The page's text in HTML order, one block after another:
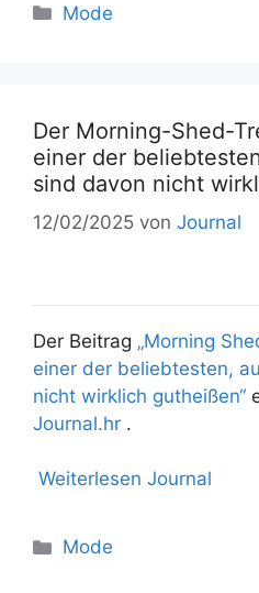
Mode
Der Morning-Shed-
einer der
sind davon nicht
12/02/2025 von Journal
Der Beitrag „Morning
einer der beliebtesten,
nicht wirklich gutheißen“
Journal.hr .
Weiterlesen Journal
Mode